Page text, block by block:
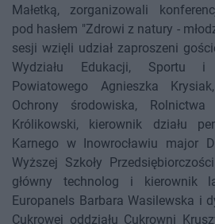
Małetką, zorganizowali
pod hasłem "Zdrowi z natury -
sesji wzięli udział zaproszeni
Wydziału Edukacji, Sportu i
Powiatowego Agnieszka
Ochrony środowiska,
Królikowski, kierownik działu
Karnego w Inowrocławiu major
Wyższej Szkoły
główny technolog i kierownik
Europanels Barbara Wasilewska i
Cukrowej oddziału Cukrowni